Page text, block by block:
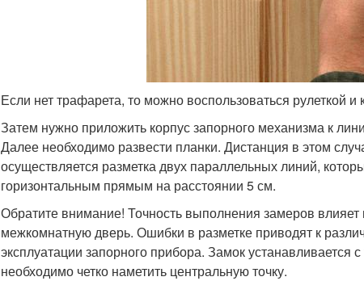
Если нет трафарета, то можно воспользоваться рулеткой
Затем нужно приложить корпус запорного механизма к
Далее необходимо развести планки. Дистанция в этом
осуществляется разметка двух параллельных линий,
горизонтальным прямым на расстоянии 5 см.
Обратите внимание! Точность выполнения замеров влияет
межкомнатную дверь. Ошибки в разметке приводят к
эксплуатации запорного прибора. Замок
необходимо четко наметить центральную точку.